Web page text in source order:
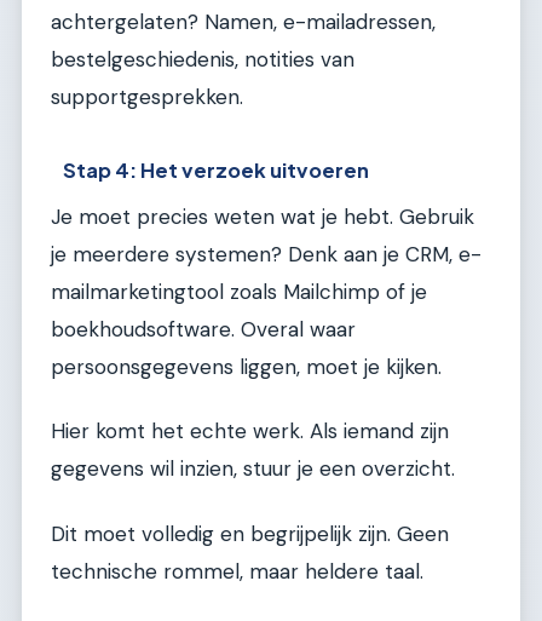
achtergelaten? Namen, e-mailadressen,
bestelgeschiedenis, notities van
supportgesprekken.
Stap 4: Het verzoek uitvoeren
Je moet precies weten wat je hebt. Gebruik
je meerdere systemen? Denk aan je CRM, e-
mailmarketingtool zoals Mailchimp of je
boekhoudsoftware. Overal waar
persoonsgegevens liggen, moet je kijken.
Hier komt het echte werk. Als iemand zijn
gegevens wil inzien, stuur je een overzicht.
Dit moet volledig en begrijpelijk zijn. Geen
technische rommel, maar heldere taal.